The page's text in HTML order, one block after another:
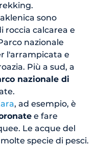
sono
roccia calcarea e
nazionale
l'arrampicata e
Più a sud, a
nazionale di
, ad esempio, è
e fare
Le acque del
specie di pesci.